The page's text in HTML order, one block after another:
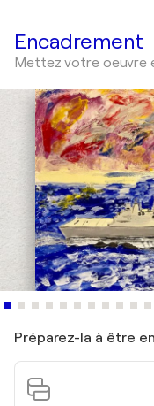
Encadrement
Mettez votre oeuvre
Préparez-la à être